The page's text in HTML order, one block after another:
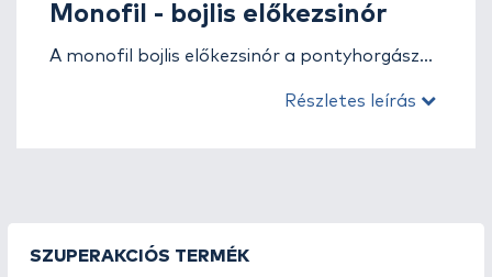
Monofil - bojlis előkezsinór
A monofil bojlis előkezsinór a pontyhorgászat
eleme. Kiválóan alkalmas olyan helyzetekre,
biztosít a nagy halak biztonságos
Részletes leírás
SZUPERAKCIÓS TERMÉK